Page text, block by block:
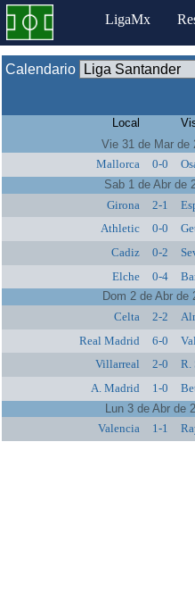
LigaMx
Calendario
Local
Vie 31 de Mar de
Mallorca
0-0
Sab 1 de Abr de
Girona
2-1
Athletic
0-0
Cadiz
0-2
Elche
0-4
Dom 2 de Abr de
Celta
2-2
Real Madrid
6-0
Villarreal
2-0 R.
A. Madrid
1-0
Lun 3 de Abr de
Valencia
1-1